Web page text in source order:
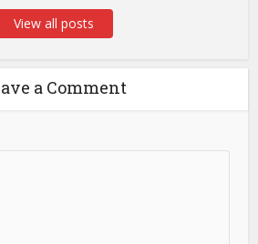
View all posts
a Comment